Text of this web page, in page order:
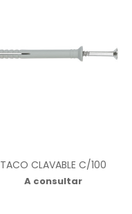
TACO CLAVABLE C/100
A consultar